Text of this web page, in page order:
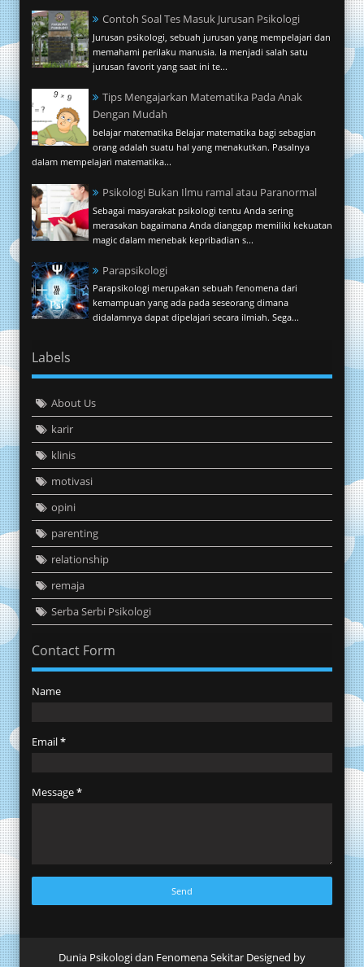
Contoh Soal Tes Masuk Jurusan Psikologi
Jurusan psikologi, sebuah jurusan yang mempelajari dan
memahami perilaku manusia. Ia menjadi salah satu
jurusan favorit yang saat ini te...
Tips Mengajarkan Matematika Pada Anak
Dengan Mudah
belajar matematika Belajar matematika bagi sebagian
orang adalah suatu hal yang menakutkan. Pasalnya
dalam mempelajari matematika...
Psikologi Bukan Ilmu ramal atau Paranormal
Sebagai masyarakat psikologi tentu Anda sering
merasakan bagaimana Anda dianggap memiliki kekuatan
magic dalam menebak kepribadian s...
Parapsikologi
Parapsikologi merupakan sebuah fenomena dari
kemampuan yang ada pada seseorang dimana
didalamnya dapat dipelajari secara ilmiah. Sega...
Labels
About Us
karir
klinis
motivasi
opini
parenting
relationship
remaja
Serba Serbi Psikologi
Contact Form
Name
Email*
Message*
Dunia Psikologi dan Fenomena Sekitar Designed by